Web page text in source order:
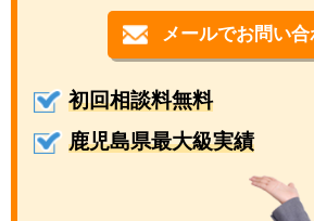
メールでお問い合
初回相談料無料
鹿児島県最大級実績